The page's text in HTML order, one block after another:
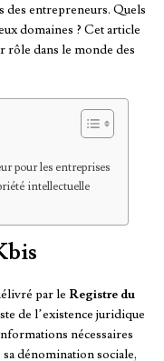
entrepreneurs. Quels
domaines ? Cet article
rôle dans le monde des
pour les entreprises
intellectuelle
par le Registre du
de l’existence juridique
nécessaires
dénomination sociale,